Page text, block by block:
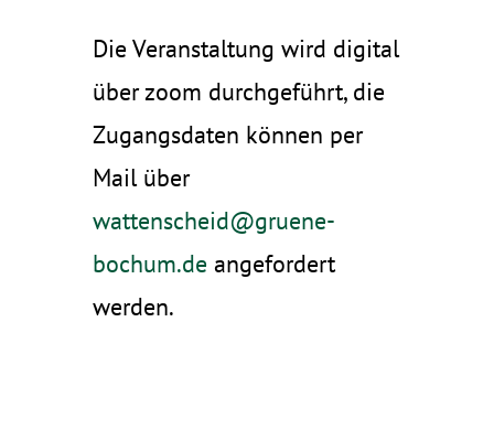
Die Veranstaltung wird digital
über zoom durchgeführt, die
Zugangsdaten können per
Mail über
wattenscheid@gruene-
bochum.de angefordert
werden.